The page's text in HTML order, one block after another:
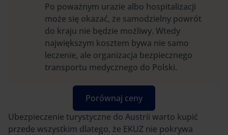
Po poważnym urazie albo hospitalizacji
może się okazać, że samodzielny powrót
do kraju nie będzie możliwy. Wtedy
największym kosztem bywa nie samo
leczenie, ale organizacja bezpiecznego
transportu medycznego do Polski.
Porównaj ceny
Ubezpieczenie turystyczne do Austrii warto kupić
przede wszystkim dlatego, że EKUZ nie pokrywa